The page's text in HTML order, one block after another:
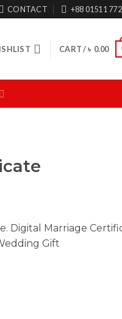
CONTACT +88 01511
CART /৳ 0.00
Digital Marriage
Gift